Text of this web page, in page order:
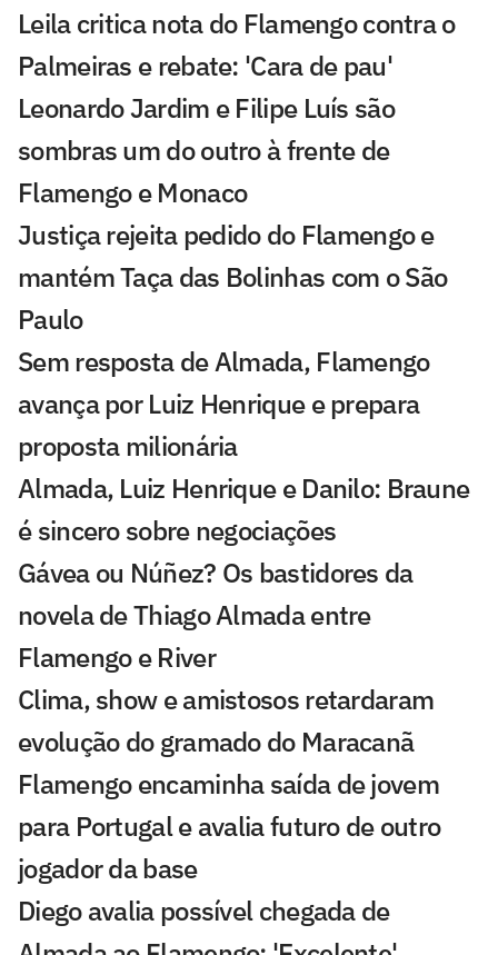
Leila critica nota do Flamengo contra o
Palmeiras e rebate: 'Cara de pau'
Leonardo Jardim e Filipe Luís são
sombras um do outro à frente de
Flamengo e Monaco
Justiça rejeita pedido do Flamengo e
mantém Taça das Bolinhas com o São
Paulo
Sem resposta de Almada, Flamengo
avança por Luiz Henrique e prepara
proposta milionária
Almada, Luiz Henrique e Danilo: Braune
é sincero sobre negociações
Gávea ou Núñez? Os bastidores da
novela de Thiago Almada entre
Flamengo e River
Clima, show e amistosos retardaram
evolução do gramado do Maracanã
Flamengo encaminha saída de jovem
para Portugal e avalia futuro de outro
jogador da base
Diego avalia possível chegada de